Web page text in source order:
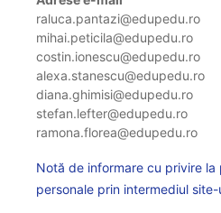
raluca.pantazi@edupedu.ro
mihai.peticila@edupedu.ro
costin.ionescu@edupedu.ro
alexa.stanescu@edupedu.ro
diana.ghimisi@edupedu.ro
stefan.lefter@edupedu.ro
ramona.florea@edupedu.ro
Notă de informare cu privire
personale prin intermediul site-